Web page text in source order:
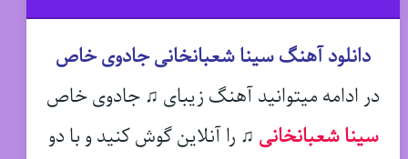
دانلود آهنگ سینا شعبانخانی جادوی خاص
در ادامه میتوانید آهنگ زیبای ♫ جادوی خاص
سینا شعبانخانی ♫ را آنلاین گوش کنید و با دو